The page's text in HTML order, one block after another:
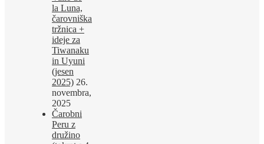
la Luna,
čarovniška
tržnica +
ideje za
Tiwanaku
in Uyuni
(jesen
2025) 26.
novembra,
2025
Čarobni
Peru z
družino